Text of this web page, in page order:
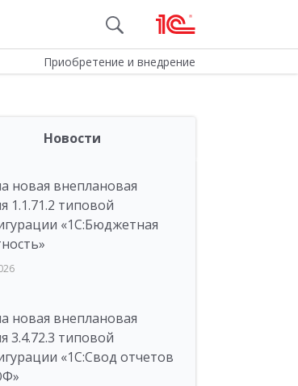
Приобретение и внедрение
Новости
новая внеплановая
1.1.71.2 типовой
«1C:Бюджетная
новая внеплановая
3.4.72.3 типовой
«1C:Свод отчетов